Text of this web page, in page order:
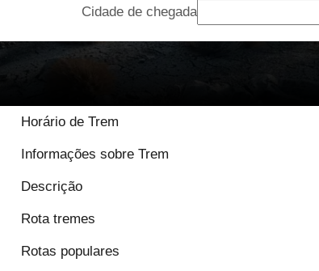
Cidade de chegada
Horário de Trem
Informações sobre Trem
Descrição
Rota tremes
Rotas populares
9.6 / 10 baseado em 1